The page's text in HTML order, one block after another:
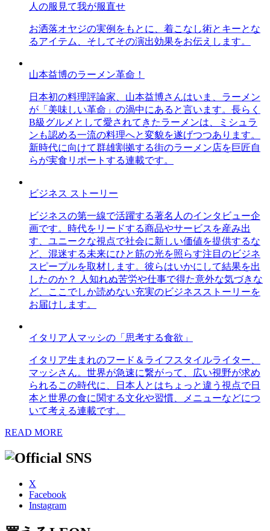
人の服見て我が服直せ
お洒落オヤジの実例をもとに、着こなし術とキーとな
るアイテム、そしてその演出効果をお伝えします。
山本益博のラーメン革命！
日本初の料理評論家、山本益博さんはいま、ラーメン
が「美味しい革命」の渦中にあると言います。長らく
B級グルメとして愛されてきたラーメンは、ミシュラ
ンも認める一流の料理へと変貌を遂げつつあります。
新時代に向けて群雄割拠する街のラーメン店を巨匠自
らが実食リポートする連載です。
ビジネス ストーリー
ビジネスの第一線で活躍する著名人のインタビュー企
画です。時代をリードする商品やサービスを産み出
す、ユニークな視点で社会に新しい価値を提供するな
ど、混迷する未来にひと筋の光を照らす注目のビジネ
スピープルを取材します。彼らはいかにして結果を出
したのか？ 人知れぬ苦労や仕事で得た意外な気づきな
ど、ここでしか読めない充実のビジネスストーリーを
お届けします。
イタリア人マッシの「思考する食欲」
イタリア生まれのフード＆ライフスタイルライター、
マッシさん。世界が急速に繋がって、広い視野が求め
られるこの時代に、日本人とはちょっと違う視点で日
本と世界の食に関する文化や習慣、メニューなどにつ
いて考える連載です。
READ MORE
X
Facebook
Instagram